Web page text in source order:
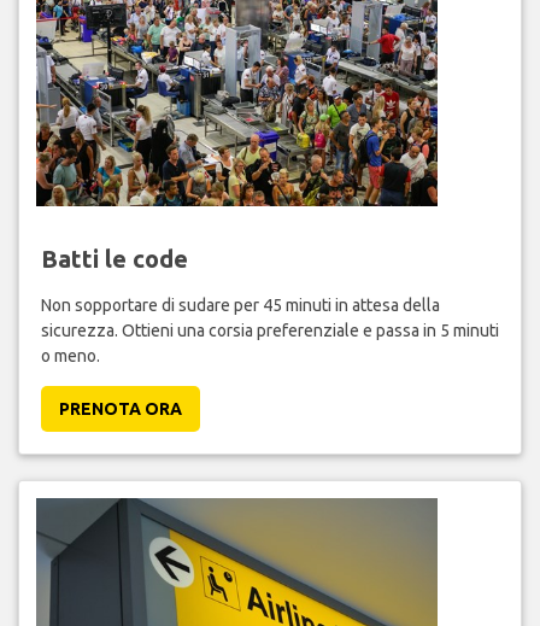
Batti le code
Non sopportare di sudare per 45 minuti in attesa della
sicurezza. Ottieni una corsia preferenziale e passa in 5 minuti
o meno.
PRENOTA ORA